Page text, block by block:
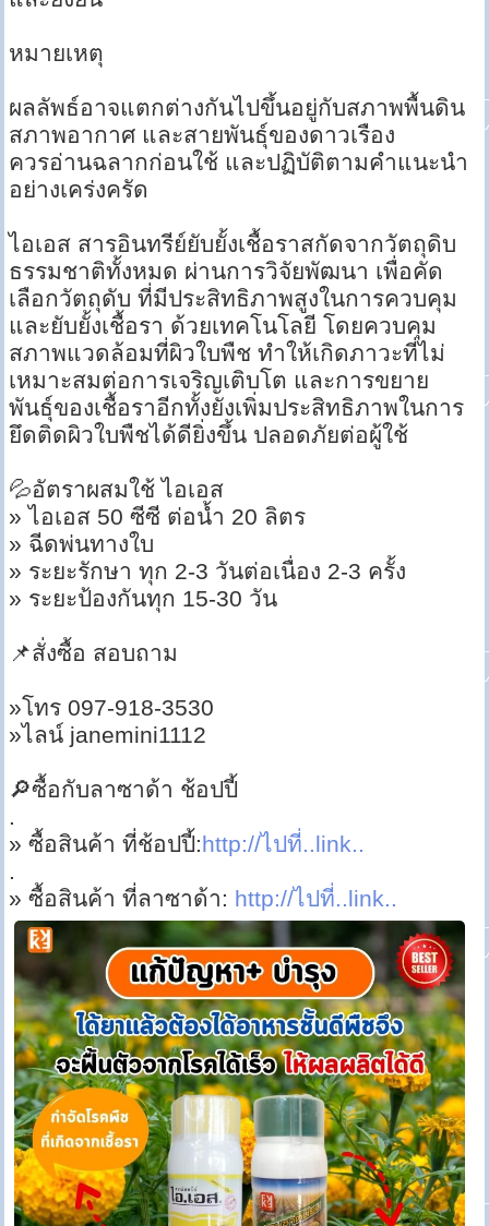
หมายเหตุ
ผลลัพธ์อาจแตกต่างกันไปขึ้นอยู่กับสภาพพื้นดิน
สภาพอากาศ และสายพันธุ์ของดาวเรือง
ควรอ่านฉลากก่อนใช้ และปฏิบัติตามคำแนะนำ
อย่างเคร่งครัด
ไอเอส สารอินทรีย์ยับยั้งเชื้อราสกัดจากวัตถุดิบ
ธรรมชาติทั้งหมด ผ่านการวิจัยพัฒนา เพื่อคัด
เลือกวัตถุดับ ที่มีประสิทธิภาพสูงในการควบคุม
และยับยั้งเชื้อรา ด้วยเทคโนโลยี โดยควบคุม
สภาพแวดล้อมที่ผิวใบพืช ทำให้เกิดภาวะที่ไม่
เหมาะสมต่อการเจริญเติบโต และการขยาย
พันธุ์ของเชื้อราอีกทั้งยังเพิ่มประสิทธิภาพในการ
ยึดติดผิวใบพืชได้ดียิ่งขึ้น ปลอดภัยต่อผู้ใช้
💦อัตราผสมใช้ ไอเอส
» ไอเอส 50 ซีซี ต่อน้ำ 20 ลิตร
» ฉีดพ่นทางใบ
» ระยะรักษา ทุก 2-3 วันต่อเนื่อง 2-3 ครั้ง
» ระยะป้องกันทุก 15-30 วัน
📌สั่งซื้อ สอบถาม
»โทร 097-918-3530
»ไลน์ janemini1112
🔎ซื้อกับลาซาด้า ช้อปปี้
.
» ซื้อสินค้า ที่ช้อปปี้:http://ไปที่..link..
.
» ซื้อสินค้า ที่ลาซาด้า: http://ไปที่..link..